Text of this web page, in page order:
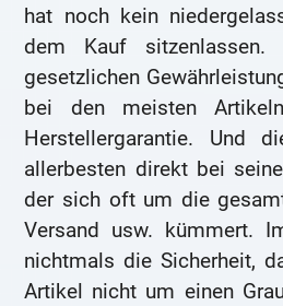
hat noch kein
dem Kauf sitzenlassen.
gesetzlichen
bei den meisten
Herstellergarantie. Und
allerbesten direkt bei
der sich oft um die
Versand usw. kümmert.
nichtmals die Sicherheit,
Artikel nicht um einen